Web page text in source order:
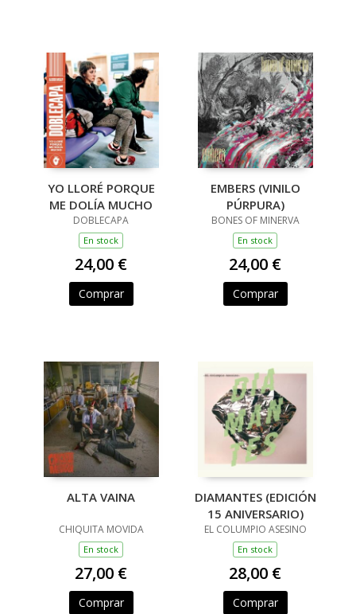
YO LLORÉ PORQUE
ME DOLÍA MUCHO
DOBLECAPA
En stock
24,00 €
Comprar
EMBERS (VINILO
PÚRPURA)
BONES OF MINERVA
En stock
24,00 €
Comprar
ALTA VAINA
CHIQUITA MOVIDA
En stock
27,00 €
Comprar
DIAMANTES (EDICIÓN
15 ANIVERSARIO)
EL COLUMPIO ASESINO
En stock
28,00 €
Comprar